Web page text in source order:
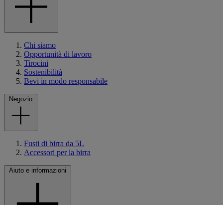
Chi siamo
Opportunità di lavoro
Tirocini
Sostenibilità
Bevi in modo responsabile
Negozio
Fusti di birra da 5L
Accessori per la birra
Aiuto e informazioni